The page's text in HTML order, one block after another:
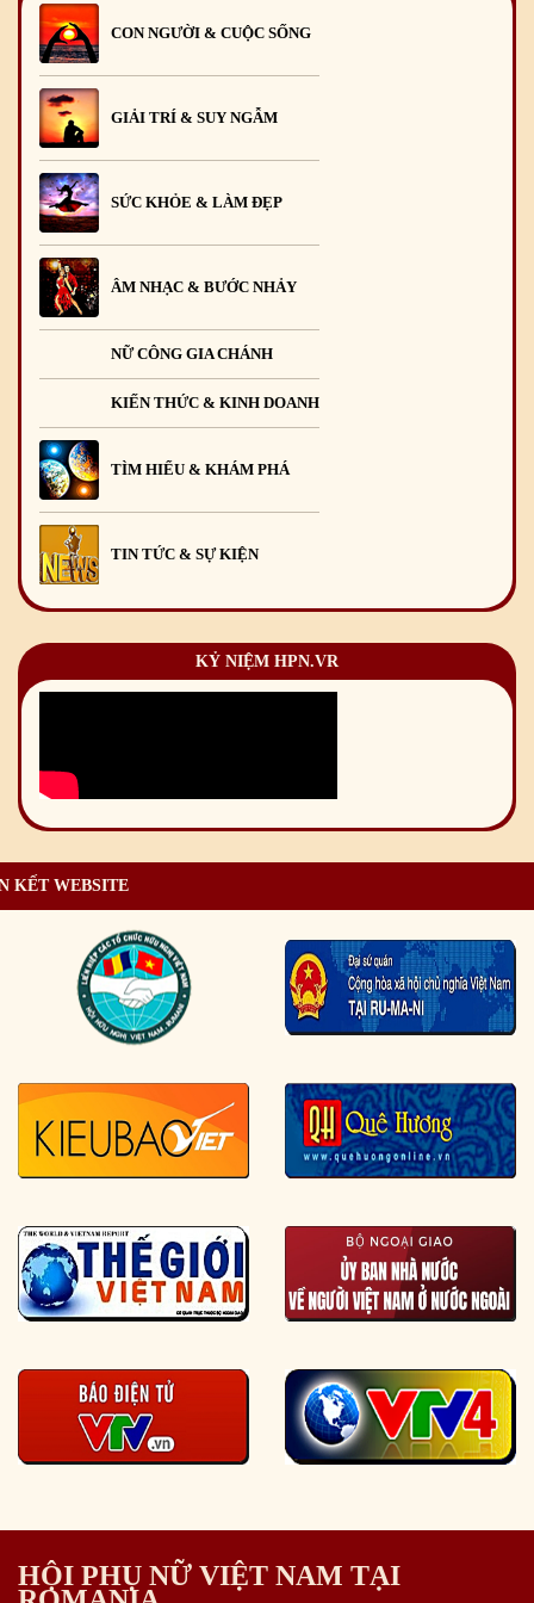
CON NGƯỜI & CUỘC SỐNG
GIẢI TRÍ & SUY NGẪM
SỨC KHỎE & LÀM ĐẸP
ÂM NHẠC & BƯỚC NHẢY
NỮ CÔNG GIA CHÁNH
KIẾN THỨC & KINH DOANH
TÌM HIỂU & KHÁM PHÁ
TIN TỨC & SỰ KIỆN
KỶ NIỆM HPN.VR
KẾT WEBSITE
HỘI PHỤ NỮ VIỆT NAM TẠI